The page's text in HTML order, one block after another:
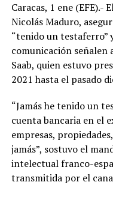
Caracas, 1 ene (EFE).-
Nicolás Maduro,
“tenido un testaferro”
comunicación señalen
Saab, quien estuvo
2021 hasta el pasado
“Jamás he tenido un
cuenta bancaria en el
empresas,
jamás”, sostuvo el
intelectual franco-
transmitida por el